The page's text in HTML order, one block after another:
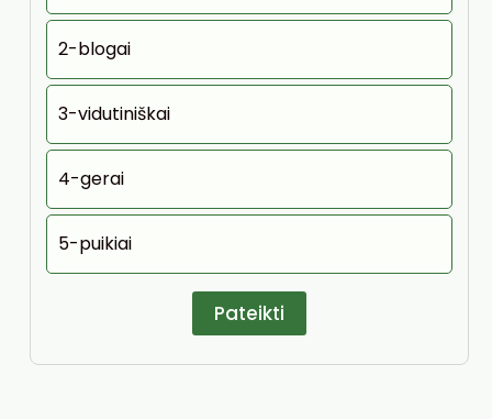
2-blogai
3-vidutiniškai
4-gerai
5-puikiai